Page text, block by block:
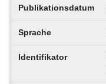
Publikationsdatum
Sprache
Identifikator